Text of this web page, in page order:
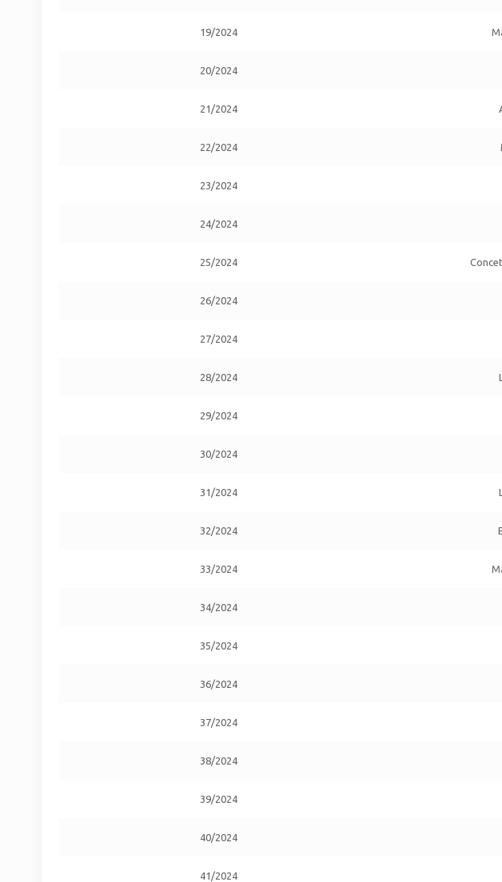
19/2024
20/2024
21/2024
22/2024
23/2024
24/2024
25/2024
26/2024
27/2024
28/2024
29/2024
30/2024
31/2024
32/2024
33/2024
34/2024
35/2024
36/2024
37/2024
38/2024
39/2024
40/2024
41/2024